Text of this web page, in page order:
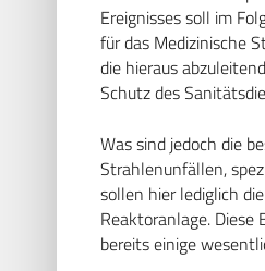
Ereignisses soll im
für das Medizinische
die hieraus
Schutz des
Was sind jedoch die
Strahlenunfällen,
sollen hier lediglich
Reaktoranlage.
bereits einige